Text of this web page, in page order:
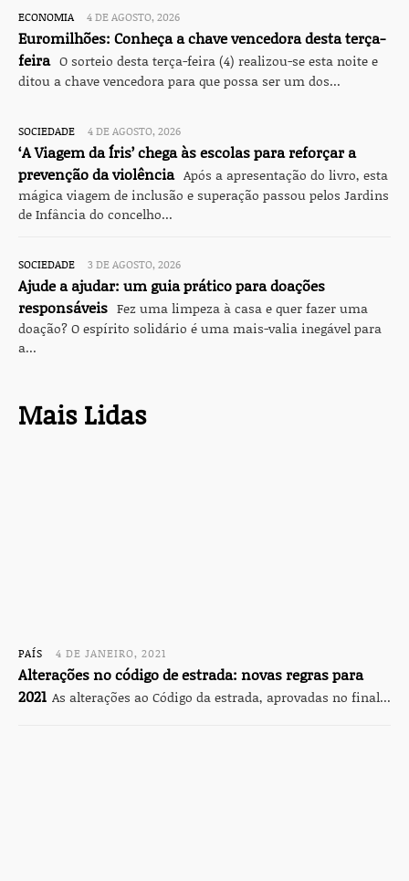
ECONOMIA 4 DE AGOSTO, 2026
Euromilhões: Conheça a chave vencedora desta terça-
feira O sorteio desta terça-feira (4) realizou-se esta noite e
ditou a chave vencedora para que possa ser um dos...
SOCIEDADE 4 DE AGOSTO, 2026
‘A Viagem da Íris’ chega às escolas para reforçar a
prevenção da violência Após a apresentação do livro, esta
mágica viagem de inclusão e superação passou pelos Jardins
de Infância do concelho...
SOCIEDADE 3 DE AGOSTO, 2026
Ajude a ajudar: um guia prático para doações
responsáveis Fez uma limpeza à casa e quer fazer uma
doação? O espírito solidário é uma mais-valia inegável para
a...
Mais Lidas
PAÍS 4 DE JANEIRO, 2021
Alterações no código de estrada: novas regras para
2021 As alterações ao Código da estrada, aprovadas no final...